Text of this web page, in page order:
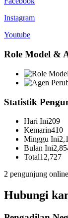
Instagram
Youtube
Role Model &
Statistik
Hari Ini209
Kemarin410
Minggu Ini
Bulan Ini
Total12,727
2 pengunjung online
Hubungi